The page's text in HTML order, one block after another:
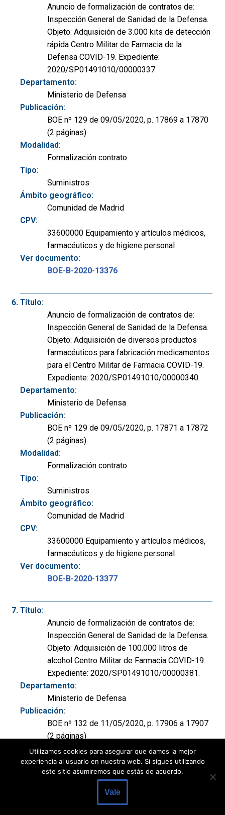
Anuncio de formalización de contratos de:
Inspección General de Sanidad de la Defensa.
Objeto: Adquisición de 3.000 kits de detección
rápida Centro Militar de Farmacia de la
Defensa COVID-19. Expediente:
2020/SP01491010/00000337.
Departamento:
Ministerio de Defensa
Publicación:
BOE nº 129 de 09/05/2020, p. 17869 a 17870
(2 páginas)
Modalidad:
Formalización contrato
Tipo:
Suministros
Ámbito geográfico:
Comunidad de Madrid
CPV:
33600000 Equipamiento y artículos médicos,
farmacéuticos y de higiene personal
Ver documento:
BOE-B-2020-13376
Título:
Anuncio de formalización de contratos de:
Inspección General de Sanidad de la Defensa.
Objeto: Adquisición de diversos productos
farmacéuticos para fabricación medicamentos
para el Centro Militar de Farmacia COVID-19.
Expediente: 2020/SP01491010/00000340.
Departamento:
Ministerio de Defensa
Publicación:
BOE nº 129 de 09/05/2020, p. 17871 a 17872
(2 páginas)
Modalidad:
Formalización contrato
Tipo:
Suministros
Ámbito geográfico:
Comunidad de Madrid
CPV:
33600000 Equipamiento y artículos médicos,
farmacéuticos y de higiene personal
Ver documento:
BOE-B-2020-13377
Título:
Anuncio de formalización de contratos de:
Inspección General de Sanidad de la Defensa.
Objeto: Adquisición de 100.000 litros de
alcohol Centro Militar de Farmacia COVID-19.
Expediente: 2020/SP01491010/00000381.
Departamento:
Ministerio de Defensa
Publicación:
BOE nº 132 de 11/05/2020, p. 17906 a 17907
(2 páginas)
Modalidad:
Formalización contrato
Utilizamos cookies para asegurar que damos la mejor
experiencia al usuario en nuestra web. Si sigues utilizando
este sitio asumiremos que estás de acuerdo.
Vale